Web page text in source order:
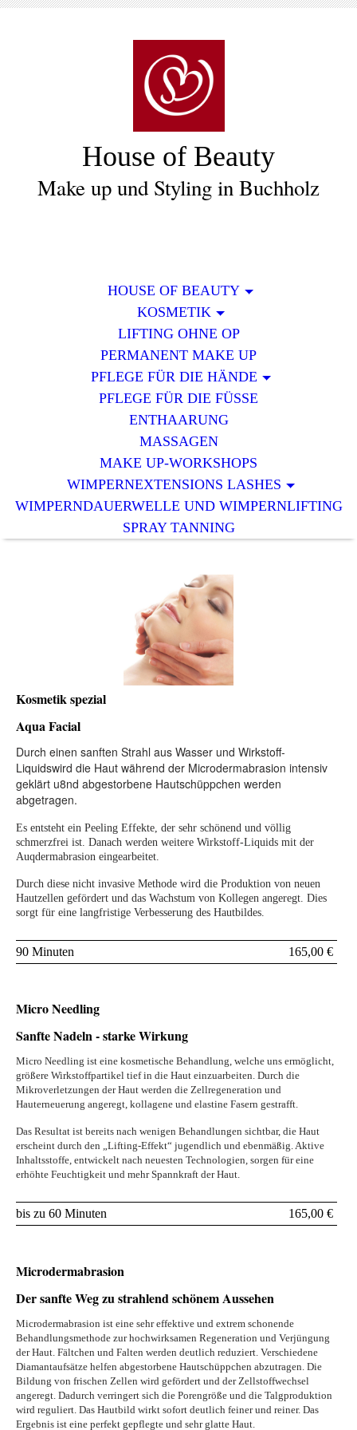
House of Beauty
Make up und Styling in Buchholz
HOUSE OF BEAUTY
KOSMETIK
LIFTING OHNE OP
PERMANENT MAKE UP
PFLEGE FÜR DIE HÄNDE
PFLEGE FÜR DIE FÜSSE
ENTHAARUNG
MASSAGEN
MAKE UP-WORKSHOPS
WIMPERNEXTENSIONS LASHES
WIMPERNDAUERWELLE UND WIMPERNLIFTING
SPRAY TANNING
Kosmetik spezial
Aqua Facial
Durch einen sanften Strahl aus Wasser und Wirkstoff-
Liquidswird die Haut während der Microdermabrasion intensiv
geklärt u8nd abgestorbene Hautschüppchen werden
abgetragen.
Es entsteht ein Peeling Effekte, der sehr schönend und völlig
schmerzfrei ist. Danach werden weitere Wirkstoff-Liquids mit der
Auqdermabrasion eingearbeitet.
Durch diese nicht invasive Methode wird die Produktion von neuen
Hautzellen gefördert und das Wachstum von Kollegen angeregt. Dies
sorgt für eine langfristige Verbesserung des Hautbildes.
90 Minuten 165,00 €
Micro Needling
Sanfte Nadeln - starke Wirkung
Micro Needling ist eine kosmetische Behandlung, welche uns ermöglicht,
größere Wirkstoffpartikel tief in die Haut einzuarbeiten. Durch die
Mikroverletzungen der Haut werden die Zellregeneration und
Hauterneuerung angeregt, kollagene und elastine Fasern gestrafft.
Das Resultat ist bereits nach wenigen Behandlungen sichtbar, die Haut
erscheint durch den „Lifting-Effekt“ jugendlich und ebenmäßig. Aktive
Inhaltsstoffe, entwickelt nach neuesten Technologien, sorgen für eine
erhöhte Feuchtigkeit und mehr Spannkraft der Haut.
bis zu 60 Minuten 165,00 €
Microdermabrasion
Der sanfte Weg zu strahlend schönem Aussehen
Microdermabrasion ist eine sehr effektive und extrem schonende
Behandlungsmethode zur hochwirksamen Regeneration und Verjüngung
der Haut. Fältchen und Falten werden deutlich reduziert. Verschiedene
Diamantaufsätze helfen abgestorbene Hautschüppchen abzutragen. Die
Bildung von frischen Zellen wird gefördert und der Zellstoffwechsel
angeregt. Dadurch verringert sich die Porengröße und die Talgproduktion
wird reguliert. Das Hautbild wirkt sofort deutlich feiner und reiner. Das
Ergebnis ist eine perfekt gepflegte und sehr glatte Haut.